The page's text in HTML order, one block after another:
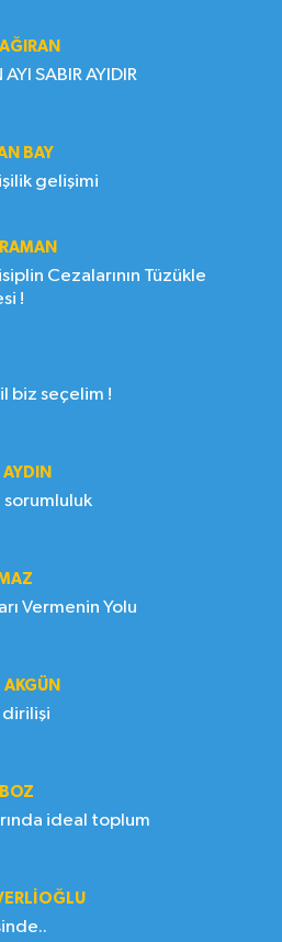
SABIR AYIDIR
BAY
gelişimi
Cezalarının Tüzükle
!
biz seçelim !
Gençlik ve sorumluluk
Vermenin Yolu
dirilişi
ideal toplum